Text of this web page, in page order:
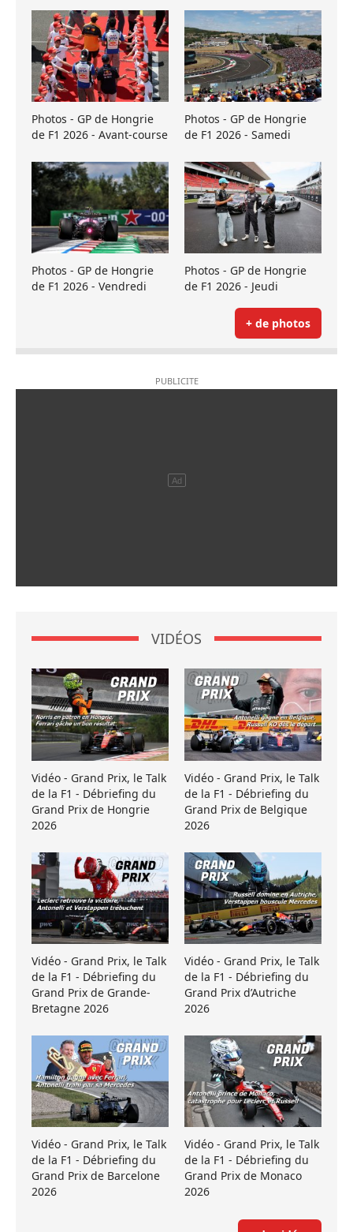
Photos - GP de Hongrie
de F1 2026 - Avant-course
Photos - GP de Hongrie
de F1 2026 - Samedi
Photos - GP de Hongrie
de F1 2026 - Vendredi
Photos - GP de Hongrie
de F1 2026 - Jeudi
+ de photos
VIDÉOS
Vidéo - Grand Prix, le Talk
de la F1 - Débriefing du
Grand Prix de Hongrie
2026
Vidéo - Grand Prix, le Talk
de la F1 - Débriefing du
Grand Prix de Belgique
2026
Vidéo - Grand Prix, le Talk
de la F1 - Débriefing du
Grand Prix de Grande-
Bretagne 2026
Vidéo - Grand Prix, le Talk
de la F1 - Débriefing du
Grand Prix d’Autriche
2026
Vidéo - Grand Prix, le Talk
de la F1 - Débriefing du
Grand Prix de Barcelone
2026
Vidéo - Grand Prix, le Talk
de la F1 - Débriefing du
Grand Prix de Monaco
2026